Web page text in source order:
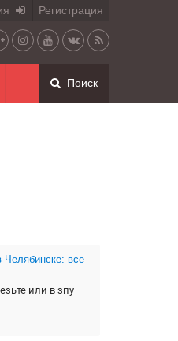
Регистрация
Поиск
все
или в зпу